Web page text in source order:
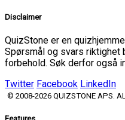
Disclaimer
QuizStone er en
Spørsmål og svars riktighet
forbehold. Søk derfor også
Twitter Facebook LinkedIn
© 2008-2026 QUIZSTONE APS.